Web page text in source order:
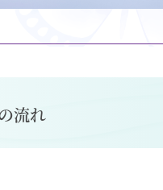
流れ